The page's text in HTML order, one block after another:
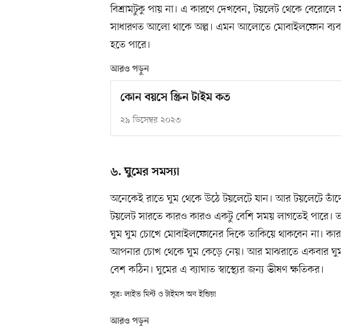
বিশ্রামটুকু পায় না। এ কারণে দেখবেন, টয়লেট থেকে
সাধারণত আলো থাকে অল্প। এমন আলোতে মোবাইলফোন
হতে পারে।
আরও পড়ুন
কোন বয়সে স্ক্রিন টাইম কত
২৯ ডিসেম্বর ২০২৩
৬. ঘুমের সমস্যা
অনেকেই রাতে ঘুম থেকে উঠে টয়লেটে যান। আর টয়লেটে
টয়লেট সারতে কারও কারও একটু বেশি সময় লাগতেই পারে।
ঘুম ঘুম চোখে মোবাইলফোনের দিকে তাকিয়ে থাকবেন না।
আপনার চোখ থেকে ঘুম কেড়ে নেয়। আর মাঝরাতে একবার
বেশ কঠিন। ঘুমের এ ব্যাঘাত স্বাস্থ্যের জন্য ভীষণ ক্ষতিকর।
সূত্র: লাইভ মিন্ট ও টাইমস অব ইন্ডিয়া
আরও পড়ুন